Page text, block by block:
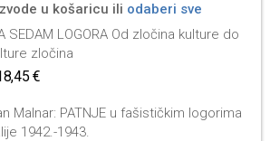
u košaricu ili odaberi sve
SEDAM LOGORA Od zločina kulture do
zločina
€
Malnar: PATNJE u fašističkim logorima
1942.-1943.